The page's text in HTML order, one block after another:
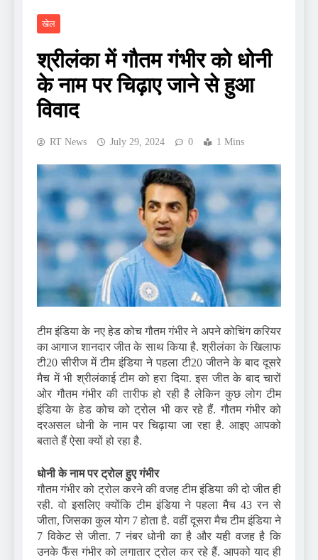
खेल
श्रीलंका में गौतम गंभीर को धोनी
के नाम पर चिढ़ाए जाने से हुआ
विवाद
RT News July 29, 2024 0 1 Mins
टीम इंडिया के नए हेड कोच गौतम गंभीर ने अपने कोचिंग करियर
का आगाज शानदार जीत के साथ किया है. श्रीलंका के खिलाफ
टी20 सीरीज में टीम इंडिया ने पहला टी20 जीतने के बाद दूसरे
मैच में भी श्रीलंकाई टीम को हरा दिया. इस जीत के बाद चारों
ओर गौतम गंभीर की तारीफ हो रही है लेकिन कुछ लोग टीम
इंडिया के हेड कोच को ट्रोल भी कर रहे हैं. गौतम गंभीर को
दरअसल धोनी के नाम पर चिढ़ाया जा रहा है. आइए आपको
बताते हैं ऐसा क्यों हो रहा है.
धोनी के नाम पर ट्रोल हुए गंभीर
गौतम गंभीर को ट्रोल करने की वजह टीम इंडिया की दो जीत ही
रही. वो इसलिए क्योंकि टीम इंडिया ने पहला मैच 43 रन से
जीता, जिसका कुल योग 7 होता है. वहीं दूसरा मैच टीम इंडिया ने
7 विकेट से जीता. 7 नंबर धोनी का है और यही वजह है कि
उनके फैंस गंभीर को लगातार ट्रोल कर रहे हैं. आपको याद ही